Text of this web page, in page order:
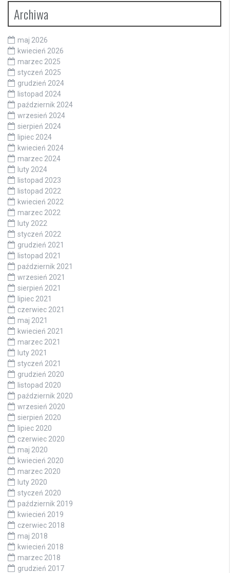
Archiwa
maj 2026
kwiecień 2026
marzec 2025
styczeń 2025
grudzień 2024
listopad 2024
październik 2024
wrzesień 2024
sierpień 2024
lipiec 2024
kwiecień 2024
marzec 2024
luty 2024
listopad 2023
listopad 2022
kwiecień 2022
marzec 2022
luty 2022
styczeń 2022
grudzień 2021
listopad 2021
październik 2021
wrzesień 2021
sierpień 2021
lipiec 2021
czerwiec 2021
maj 2021
kwiecień 2021
marzec 2021
luty 2021
styczeń 2021
grudzień 2020
listopad 2020
październik 2020
wrzesień 2020
sierpień 2020
lipiec 2020
czerwiec 2020
maj 2020
kwiecień 2020
marzec 2020
luty 2020
styczeń 2020
październik 2019
kwiecień 2019
czerwiec 2018
maj 2018
kwiecień 2018
marzec 2018
grudzień 2017